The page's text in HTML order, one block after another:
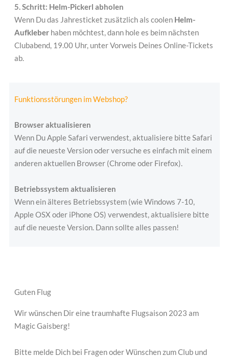
5. Schritt: Helm-Pickerl abholen
Wenn Du das Jahresticket zusätzlich als coolen Helm-
Aufkleberhaben möchtest, dann hole es beim nächsten
Clubabend, 19.00 Uhr, unter Vorweis Deines Online-Tickets
ab.
Funktionsstörungen im Webshop?
Browser aktualisieren
Wenn Du Apple Safari verwendest, aktualisiere bitte Safari
auf die neueste Version oder versuche es einfach mit einem
anderen aktuellen Browser (Chrome oder Firefox).
Betriebssystem aktualisieren
Wenn ein älteres Betriebssystem (wie Windows 7-10,
AppleOSX oder iPhone OS) verwendest, aktualisiere bitte
auf die neueste Version. Dann sollte alles passen!
Guten Flug
Wir wünschen Dir eine traumhafte Flugsaison 2023 am
Magic Gaisberg!
Bitte melde Dich bei Fragen oder Wünschen zum Club und